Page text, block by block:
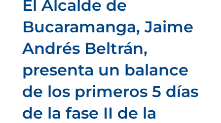
El Alcalde de
Bucaramanga, Jaime
Andrés Beltrán,
presenta un balance
de los primeros 5 días
de la fase II de la